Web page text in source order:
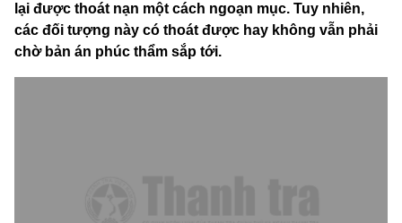
lại được thoát nạn một cách ngoạn mục. Tuy nhiên,
các đối tượng này có thoát được hay không vẫn phải
chờ bản án phúc thẩm sắp tới.